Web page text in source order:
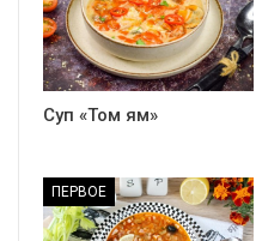
Суп «Том ям»
ПЕРВОЕ